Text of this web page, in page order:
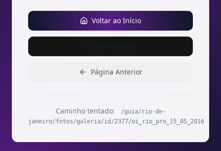
Voltar ao Início
Página Anterior
Caminho tentado:
/guia/rio-de-
janeiro/fotos/galeria/id/2377/oi_rio_pro_15_05_2016